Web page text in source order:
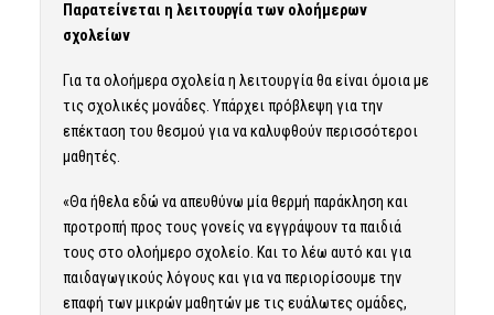
Παρατείνεται η λειτουργία των ολοήμερων
σχολείων
Για τα ολοήμερα σχολεία η λειτουργία θα είναι όμοια με
τις σχολικές μονάδες. Υπάρχει πρόβλεψη για την
επέκταση του θεσμού για να καλυφθούν περισσότεροι
μαθητές.
«Θα ήθελα εδώ να απευθύνω μία θερμή παράκληση και
προτροπή προς τους γονείς να εγγράψουν τα παιδιά
τους στο ολοήμερο σχολείο. Και το λέω αυτό και για
παιδαγωγικούς λόγους και για να περιορίσουμε την
επαφή των μικρών μαθητών με τις ευάλωτες ομάδες,